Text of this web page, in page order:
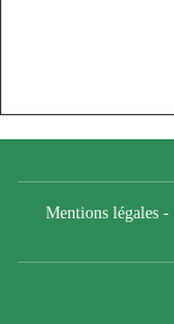
Mentions légales-